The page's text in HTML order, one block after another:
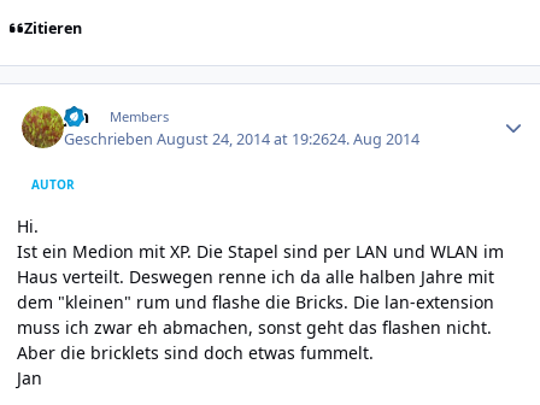
Zitieren
jan Members
GeschriebenAugust 24, 2014 at 19:2624. Aug 2014
AUTOR
Hi.
Ist ein Medion mit XP. Die Stapel sind per LAN und WLAN im
Haus verteilt. Deswegen renne ich da alle halben Jahre mit
dem "kleinen" rum und flashe die Bricks. Die lan-extension
muss ich zwar eh abmachen, sonst geht das flashen nicht.
Aber die bricklets sind doch etwas fummelt.
Jan